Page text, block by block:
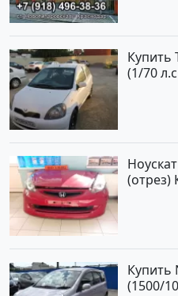
Купить
(1/70
(отрез)
Купить
(1500/